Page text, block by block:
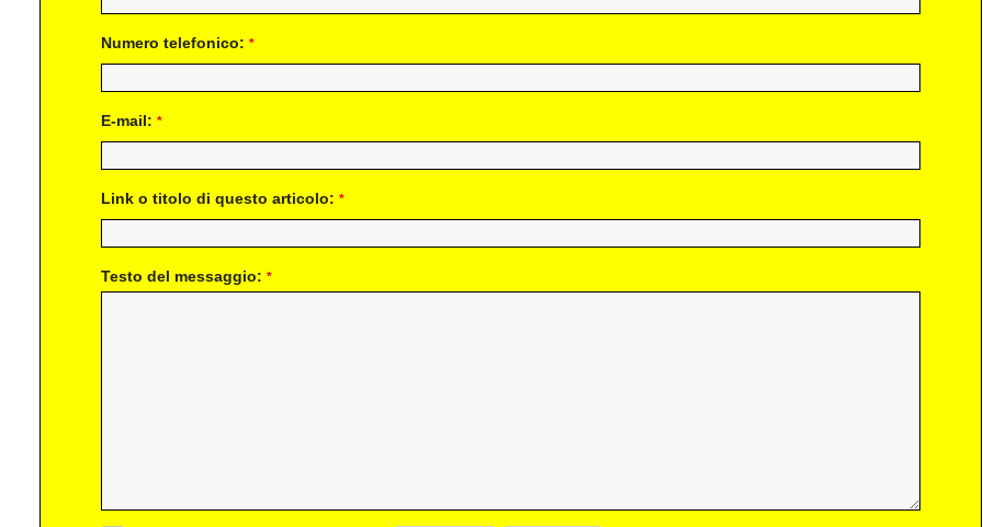
Numero telefonico: *
E-mail: *
Link o titolo di questo articolo: *
Testo del messaggio: *